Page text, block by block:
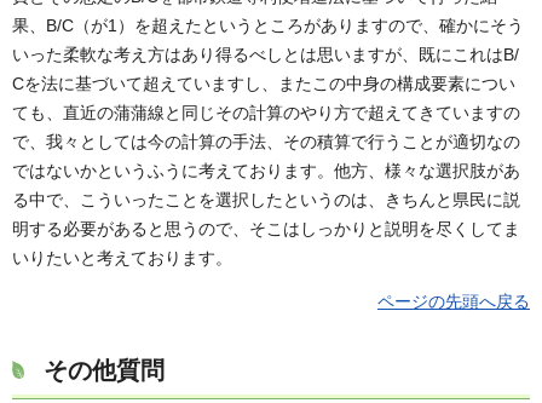
果、B/C（が1）を超えたというところがありますので、確かにそう
いった柔軟な考え方はあり得るべしとは思いますが、既にこれはB/
Cを法に基づいて超えていますし、またこの中身の構成要素につい
ても、直近の蒲蒲線と同じその計算のやり方で超えてきていますの
で、我々としては今の計算の手法、その積算で行うことが適切なの
ではないかというふうに考えております。他方、様々な選択肢があ
る中で、こういったことを選択したというのは、きちんと県民に説
明する必要があると思うので、そこはしっかりと説明を尽くしてま
いりたいと考えております。
ページの先頭へ戻る
その他質問